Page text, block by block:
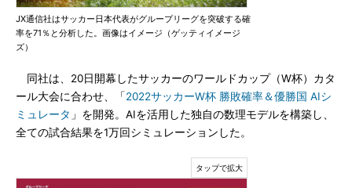
JX通信社はサッカー日本代表がグループリーグを突破する確
率を71％と分析した。画像はイメージ（ゲッティイメージ
ズ）
同社は、20日開幕したサッカーのワールドカップ（W杯）カタ
ール大会に合わせ、「2022サッカーW杯 勝敗確率＆優勝国 AIシ
ミュレータ 」を開発。AIを活用した独自の数理モデルを構築し、
全ての試合結果を1万回シミュレーションした。